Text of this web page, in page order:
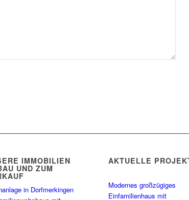
IMMOBILIEN
UND ZUM
in Dorfmerkingen
AKTUELLE
Modernes großzügiges
Einfamilienhaus mit